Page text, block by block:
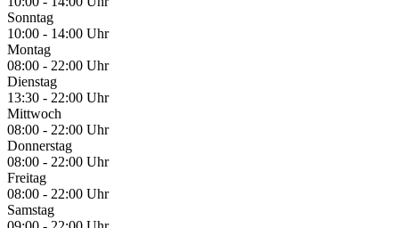
Sonntag
10:00 - 14:00 Uhr
Montag
08:00 - 22:00 Uhr
Dienstag
13:30 - 22:00 Uhr
Mittwoch
08:00 - 22:00 Uhr
Donnerstag
08:00 - 22:00 Uhr
Freitag
08:00 - 22:00 Uhr
Samstag